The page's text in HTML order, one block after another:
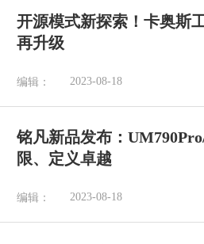
开源模式新探索！卡奥斯
再升级
编辑： 2023-08-18
铭凡新品发布：
限、定义卓越
编辑： 2023-08-18